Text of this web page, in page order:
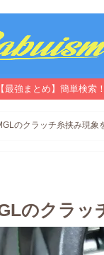
最強まとめ】簡単検索
のクラッチ糸挟み現象
のクラッ